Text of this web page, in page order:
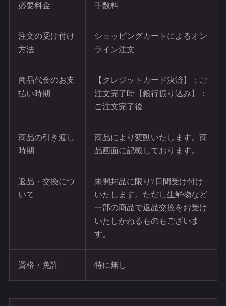
必要料金
手数料
注文の受け付け
方法
ショッピングカートによるオン
ライン注文
商品代金のお支
払い時期
【クレジットカード決済】：ご
注文完了時【銀行振り込み】：
ご注文完了後
商品の引き渡し
時期
商品により変動いたします。商
品画面に記載しております。
返品・交換につ
いて
未開封品に限り7日間受け付け
いたします。ただし生鮮物など
一部の商品で返品交換をお受け
いたしかねるものもございま
す。
資格・免許 特に無し